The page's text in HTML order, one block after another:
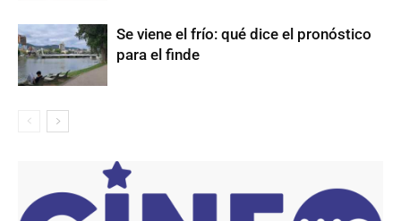
Se viene el frío: qué dice el pronóstico
para el finde